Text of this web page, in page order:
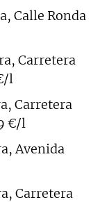
Calle Ronda
Carretera
l
Carretera
€/l
Avenida
Carretera